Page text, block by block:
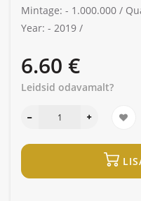
Mintage: - 1.000.000 /
Year: - 2019 /
6.60 €
Leidsid odavamalt?